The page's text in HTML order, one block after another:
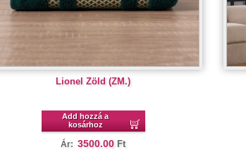
Lionel Zöld (ZM.)
Add hozzá a
kosárhoz
Ár: 3500.00 Ft